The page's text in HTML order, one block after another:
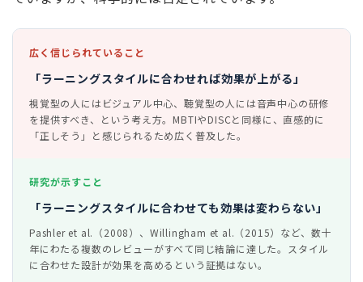
広く信じられていること
「ラーニングスタイルに合わせれば効果が上がる」
視覚型の人にはビジュアル中心、聴覚型の人には音声中心の研修
を提供すべき、という考え方。MBTIやDISCと同様に、直感的に
「正しそう」と感じられるため広く普及した。
研究が示すこと
「ラーニングスタイルに合わせても効果は変わらない」
Pashler et al.（2008）、Willingham et al.（2015）など、数十
年にわたる複数のレビューがすべて同じ結論に達した。スタイル
に合わせた設計が効果を高めるという証拠はない。